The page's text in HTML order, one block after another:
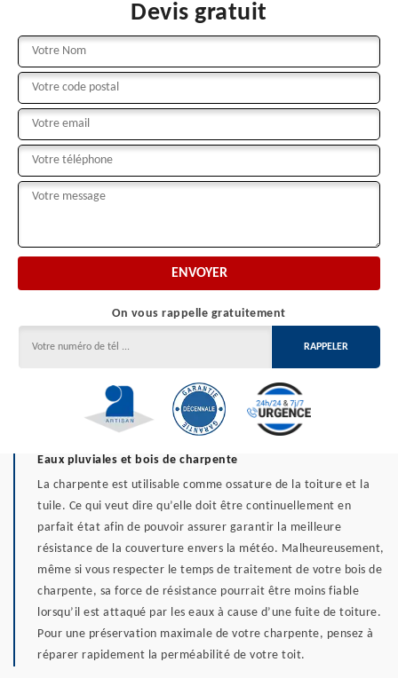
Devis gratuit
On vous rappelle gratuitement
Eaux pluviales et bois de charpente
La charpente est utilisable comme ossature de la toiture et la
tuile. Ce qui veut dire qu’elle doit être continuellement en
parfait état afin de pouvoir assurer garantir la meilleure
résistance de la couverture envers la météo. Malheureusement,
même si vous respecter le temps de traitement de votre bois de
charpente, sa force de résistance pourrait être moins fiable
lorsqu’il est attaqué par les eaux à cause d’une fuite de toiture.
Pour une préservation maximale de votre charpente, pensez à
réparer rapidement la perméabilité de votre toit.